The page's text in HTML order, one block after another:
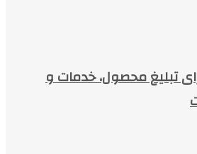
تبلیغ محصول، خدمات و